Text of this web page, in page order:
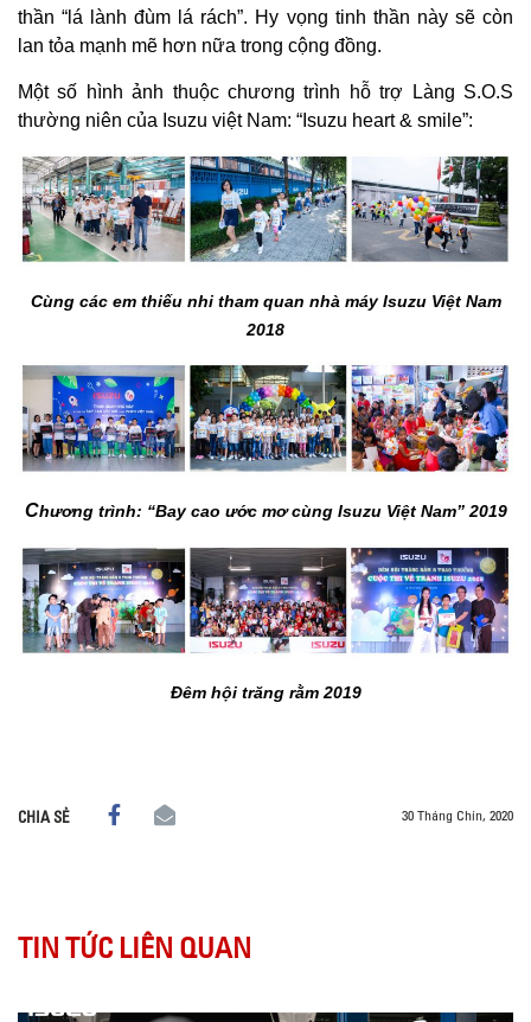
thần “lá lành đùm lá rách”. Hy vọng tinh thần này sẽ còn
lan tỏa mạnh mẽ hơn nữa trong cộng đồng.
Một số hình ảnh thuộc chương trình hỗ trợ Làng S.O.S
thường niên của Isuzu việt Nam: “Isuzu heart & smile”:
Cùng các em thiếu nhi tham quan nhà máy Isuzu Việt Nam
2018
Chương trình: “Bay cao ước mơ cùng Isuzu Việt Nam” 2019
Đêm hội trăng rằm 2019
CHIA SẺ 30 Tháng Chín, 2020
TIN TỨC LIÊN QUAN